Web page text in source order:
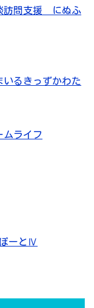
訪問支援 にぬふ
いるきっずかわた
ライフ
ぽーとⅣ